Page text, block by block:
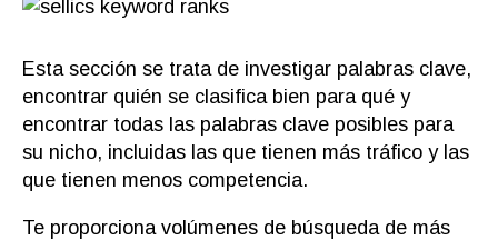
Esta sección se trata de investigar palabras clave,
encontrar quién se clasifica bien para qué y
encontrar todas las palabras clave posibles para
su nicho, incluidas las que tienen más tráfico y las
que tienen menos competencia.
Te proporciona volúmenes de búsqueda de más